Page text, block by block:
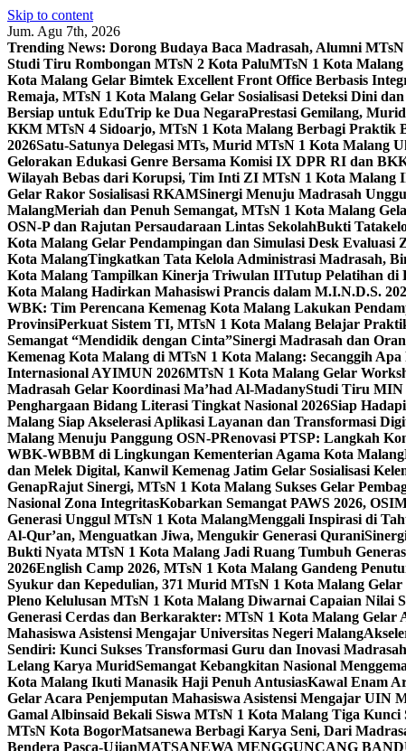
Skip to content
Jum. Agu 7th, 2026
Trending News: Dorong Budaya Baca Madrasah, Alumni
Studi Tiru Rombongan MTsN 2 Kota PaluMTsN 1 Kota
Kota Malang Gelar Bimtek Excellent Front Office Berbasis
Remaja, MTsN 1 Kota Malang Gelar Sosialisasi Deteksi Dini
Bersiap untuk EduTrip ke Dua NegaraPrestasi Gemilang,
KKM MTsN 4 Sidoarjo, MTsN 1 Kota Malang Berbagi Praktik
2026Satu-Satunya Delegasi MTs, Murid MTsN 1 Kota Malang
Gelorakan Edukasi Genre Bersama Komisi IX DPR RI dan
Wilayah Bebas dari Korupsi, Tim Inti ZI MTsN 1 Kota Malang
Gelar Rakor Sosialisasi RKAMSinergi Menuju Madrasah
MalangMeriah dan Penuh Semangat, MTsN 1 Kota Malang
OSN-P dan Rajutan Persaudaraan Lintas SekolahBukti
Kota Malang Gelar Pendampingan dan Simulasi Desk
Kota MalangTingkatkan Tata Kelola Administrasi Madrasah,
Kota Malang Tampilkan Kinerja Triwulan IITutup Pelatihan di
Kota Malang Hadirkan Mahasiswi Prancis dalam M.I.N.D.S.
WBK: Tim Perencana Kemenag Kota Malang Lakukan
ProvinsiPerkuat Sistem TI, MTsN 1 Kota Malang Belajar
Semangat “Mendidik dengan Cinta”Sinergi Madrasah dan
Kemenag Kota Malang di MTsN 1 Kota Malang: Secanggih
Internasional AYIMUN 2026MTsN 1 Kota Malang Gelar
Madrasah Gelar Koordinasi Ma’had Al-MadanyStudi Tiru MIN
Penghargaan Bidang Literasi Tingkat Nasional 2026Siap
Malang Siap Akselerasi Aplikasi Layanan dan Transformasi
Malang Menuju Panggung OSN-PRenovasi PTSP: Langkah
WBK-WBBM di Lingkungan Kementerian Agama Kota Malang
dan Melek Digital, Kanwil Kemenag Jatim Gelar Sosialisasi
GenapRajut Sinergi, MTsN 1 Kota Malang Sukses Gelar
Nasional Zona IntegritasKobarkan Semangat PAWS 2026,
Generasi Unggul MTsN 1 Kota MalangMenggali Inspirasi di
Al-Qur’an, Menguatkan Jiwa, Mengukir Generasi Qurani
Bukti Nyata MTsN 1 Kota Malang Jadi Ruang Tumbuh
2026English Camp 2026, MTsN 1 Kota Malang Gandeng
Syukur dan Kepedulian, 371 Murid MTsN 1 Kota Malang
Pleno Kelulusan MTsN 1 Kota Malang Diwarnai Capaian Nilai
Generasi Cerdas dan Berkarakter: MTsN 1 Kota Malang Gelar
Mahasiswa Asistensi Mengajar Universitas Negeri Malang
Sendiri: Kunci Sukses Transformasi Guru dan Inovasi
Lelang Karya MuridSemangat Kebangkitan Nasional
Kota Malang Ikuti Manasik Haji Penuh AntusiasKawal Enam
Gelar Acara Penjemputan Mahasiswa Asistensi Mengajar
Gamal Albinsaid Bekali Siswa MTsN 1 Kota Malang Tiga Kunci
MTsN Kota BogorMatsanewa Berbagi Karya Seni, Dari
Bendera Pasca-UjianMATSANEWA MENGGUNCANG